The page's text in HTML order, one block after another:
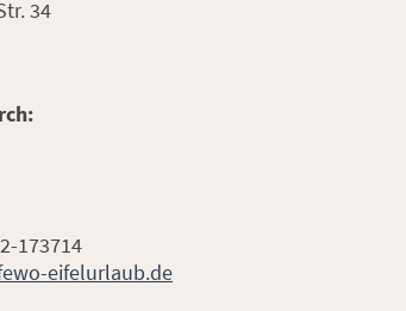
34
173714
eifelurlaub.de